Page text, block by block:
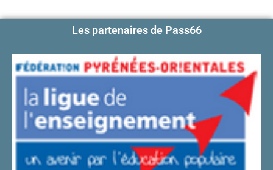
Les partenaires de Pass66